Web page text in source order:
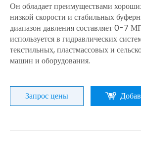
Он обладает преимуществами
низкой скорости и стабильных
диапазон давления составляет 0-7
используется в гидравлических
текстильных, пластмассовых и
машин и оборудования.
Запрос цены